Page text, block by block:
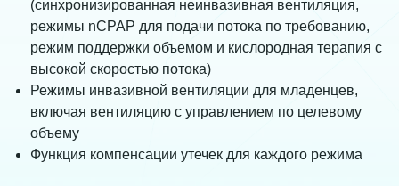
(синхронизированная неинвазивная вентиляция,
режимы nCPAP для подачи потока по требованию,
режим поддержки объемом и кислородная терапия с
высокой скоростью потока)
Режимы инвазивной вентиляции для младенцев,
включая вентиляцию с управлением по целевому
объему
Функция компенсации утечек для каждого режима